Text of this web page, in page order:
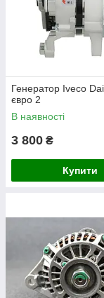
Генератор Iveco
євро 2
В наявності
3 800 ₴
Купити